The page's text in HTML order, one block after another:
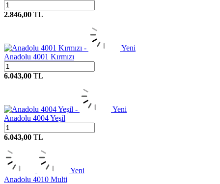
2.846,00 TL
Yeni
Anadolu 4001 Kırmızı
6.043,00 TL
Yeni
Anadolu 4004 Yeşil
6.043,00 TL
Yeni
Anadolu 4010 Multi